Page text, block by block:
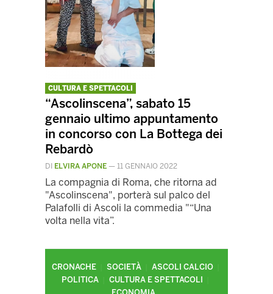
CULTURA E SPETTACOLI
“Ascolinscena”, sabato 15
gennaio ultimo appuntamento
in concorso con La Bottega dei
Rebardò
DI ELVIRA APONE — 11 GENNAIO 2022
La compagnia di Roma, che ritorna ad
"Ascolinscena", porterà sul palco del
Palafolli di Ascoli la commedia "“Una
volta nella vita”.
CRONACHE SOCIETÀ
ASCOLI CALCIO
POLITICA
CULTURA E SPETTACOLI